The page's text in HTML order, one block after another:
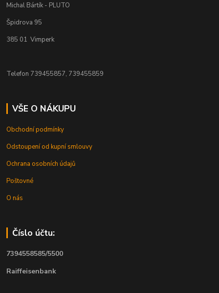
Michal Bártík - PLUTO
Špidrova 95
385 01 Vimperk
Telefon 739455857, 739455859
VŠE O NÁKUPU
Obchodní podmínky
Odstoupení od kupní smlouvy
Ochrana osobních údajů
Poštovné
O nás
Číslo účtu:
7394558585/5500
Raiffeisenbank